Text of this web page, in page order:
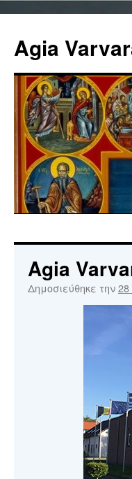
Agia
περιεχόμενο
Agia
Δημοσιεύθηκε την